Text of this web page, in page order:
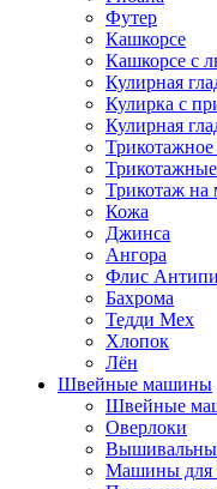
Футер
Кашкорсе
Кашкорсе с
Кулирная
Кулирка с
Кулирная
Трикотаж на
Кожа
Джинса
Ангора
Флис
Бахрома
Тедди Мех
Хлопок
Лён
Швейные машины
Швейные
Оверлоки
Машины для